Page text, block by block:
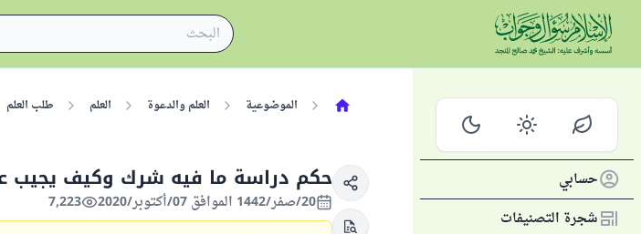
حسابي
شجرة التصنيفات
الموضوعية العلم والدعوة العلم طلب العلم
حكم دراسة ما فيه شرك وكيف يجيب
20/صفر/1442 الموافق 07/أكتوبر/2020 7,223